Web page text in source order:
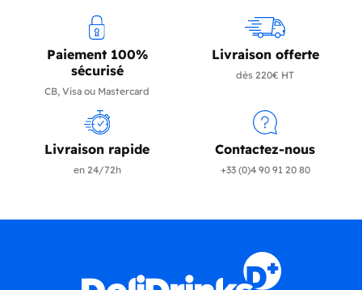
Paiement 100%
sécurisé
CB, Visa ou Mastercard
Livraison offerte
dès 220€ HT
Livraison rapide
en 24/72h
Contactez-nous
+33 (0)4 90 91 20 80